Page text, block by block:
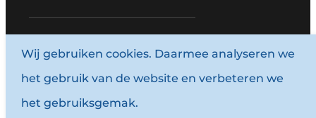
www.louwersmediagroep.com
© 1987 - 2026 Louwersmediagroep.
Algemene voorwaarden
Wij gebruiken cookies. Daarmee analyseren we
het gebruik van de website en verbeteren we
het gebruiksgemak.